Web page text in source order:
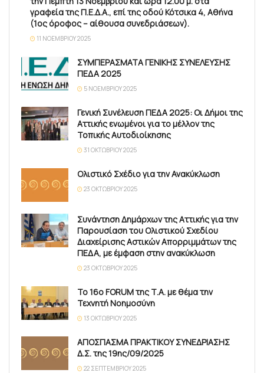
γραφεία της Π.Ε.Δ.Α., επί της οδού Κότσικα 4, Αθήνα
(1ος όροφος – αίθουσα συνεδριάσεων).
11 ΝΟΕΜΒΡΊΟΥ 2025
ΣΥΜΠΕΡΑΣΜΑΤΑ ΓΕΝΙΚΗΣ ΣΥΝΕΛΕΥΣΗΣ
ΠΕΔΑ 2025
5 ΝΟΕΜΒΡΊΟΥ 2025
Γενική Συνέλευση ΠΕΔΑ 2025: Οι Δήμοι της
Αττικής ενωμένοι για το μέλλον της
Τοπικής Αυτοδιοίκησης
31 ΟΚΤΩΒΡΊΟΥ 2025
Ολιστικό Σχέδιο για την Ανακύκλωση
23 ΟΚΤΩΒΡΊΟΥ 2025
Συνάντηση Δημάρχων της Αττικής για την
Παρουσίαση του Ολιστικού Σχεδίου
Διαχείρισης Αστικών Απορριμμάτων της
ΠΕΔΑ, με έμφαση στην ανακύκλωση
23 ΟΚΤΩΒΡΊΟΥ 2025
Το 16ο FORUM της Τ.Α. με θέμα την
Τεχνητή Νοημοσύνη
13 ΟΚΤΩΒΡΊΟΥ 2025
ΑΠΟΣΠΑΣΜΑ ΠΡΑΚΤΙΚΟΥ ΣΥΝΕΔΡΙΑΣΗΣ
Δ.Σ. της 19ης/09/2025
22 ΣΕΠΤΕΜΒΡΊΟΥ 2025